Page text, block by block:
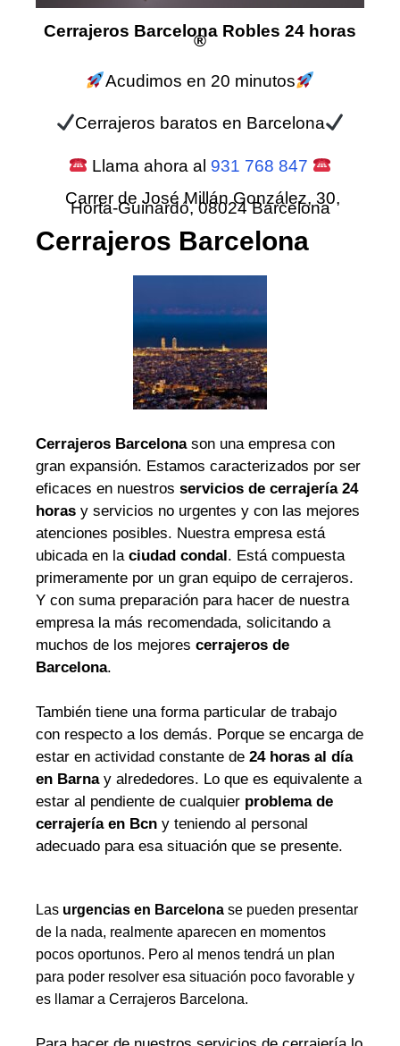
Cerrajeros Barcelona Robles 24 horas
®
Acudimos en 20 minutos
Cerrajeros baratos en Barcelona
Llama ahora al 931 768 847
Carrer de José Millán González, 30,
Horta-Guinardó, 08024 Barcelona
Cerrajeros Barcelona
Cerrajeros Barcelonason una empresa con
gran expansión. Estamos caracterizados por ser
eficaces en nuestros servicios de cerrajería 24
horas y servicios no urgentes y con las mejores
atenciones posibles. Nuestra empresa está
ubicada en laciudad condal. Está compuesta
primeramente por un gran equipo de cerrajeros.
Y con suma preparación para hacer de nuestra
empresa la más recomendada, solicitando a
muchos de los mejores cerrajeros de
Barcelona.
También tiene una forma particular de trabajo
con respecto a los demás. Porque se encarga de
estar en actividad constante de 24 horas al día
en Barnay alrededores. Lo que es equivalente a
estar al pendiente de cualquier problema de
cerrajería en Bcn y teniendo al personal
adecuado para esa situación que se presente.
Las urgencias en Barcelona se pueden presentar
de la nada, realmente aparecen en momentos
pocos oportunos. Pero al menos tendrá un plan
para poder resolver esa situación poco favorable y
es llamar a Cerrajeros Barcelona.